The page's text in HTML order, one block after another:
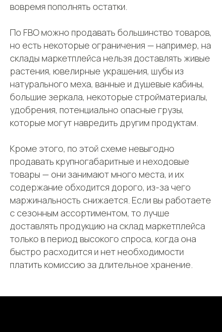
вовремя пополнять остатки.
По FBO можно продавать большинство товаров,
но есть некоторые ограничения — например, на
склады маркетплейса нельзя доставлять живые
растения, ювелирные украшения, шубы из
натурального меха, ванные и душевые кабины,
большие зеркала, некоторые стройматериалы,
удобрения, потенциально опасные грузы,
которые могут навредить другим продуктам.
Кроме этого, по этой схеме невыгодно
продавать крупногабаритные и неходовые
товары — они занимают много места, и их
содержание обходится дорого, из-за чего
маржинальность снижается. Если вы работаете
с сезонным ассортиментом, то лучше
доставлять продукцию на склад маркетплейса
только в период высокого спроса, когда она
быстро расходится и нет необходимости
платить комиссию за длительное хранение.